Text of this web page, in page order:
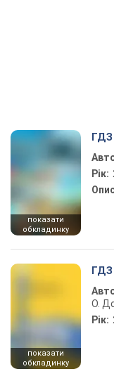
показати
обкладинку
ГДЗ
Рік:
показати
обкладинку
ГДЗ
О.
Рік: